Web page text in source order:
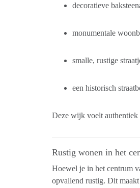
decoratieve
monumentale
smalle, rustige
een historisch
Deze wijk voelt authentiek
Rustig wonen in het
Hoewel je in het centrum
opvallend rustig. Dit